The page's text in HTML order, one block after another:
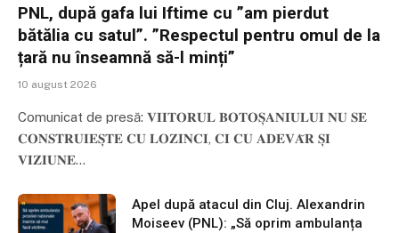
PNL, după gafa lui Iftime cu ”am pierdut
bătălia cu satul”. ”Respectul pentru omul de la
țară nu înseamnă să-l minți”
10 august 2026
Comunicat de presă: 𝐕𝐈𝐈𝐓𝐎𝐑𝐔𝐋 𝐁𝐎𝐓𝐎𝐒̦𝐀𝐍𝐈𝐔𝐋𝐔𝐈 𝐍𝐔 𝐒𝐄
𝐂𝐎𝐍𝐒𝐓𝐑𝐔𝐈𝐄𝐒̦𝐓𝐄 𝐂𝐔 𝐋𝐎𝐙𝐈𝐍𝐂𝐈, 𝐂𝐈 𝐂𝐔 𝐀𝐃𝐄𝐕𝐀̆𝐑 𝐒̦𝐈
𝐕𝐈𝐙𝐈𝐔𝐍𝐄…
Apel după atacul din Cluj. Alexandrin
Moiseev (PNL): „Să oprim ambulanța